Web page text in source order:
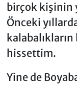
birçok kişinin
Önceki
hissettim.
Yine de